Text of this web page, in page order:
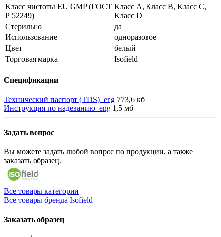
Класс чистоты EU GMP (ГОСТ
Р 52249)
Класс A, Класс B, Класс C,
Класс D
Стерильно
да
Использование
одноразовое
Цвет
белый
Торговая марка
Isofield
Спецификации
Технический паспорт (TDS)_eng 773,6 кб
Инструкция по надеванию_eng 1,5 мб
Задать вопрос
Вы можете задать любой вопрос по продукции, а также
заказать образец.
Все товары категории
Все товары бренда Isofield
Заказать образец